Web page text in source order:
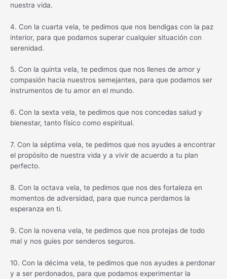
nuestra vida.
4. Con la cuarta vela, te pedimos que nos bendigas con la paz
interior, para que podamos superar cualquier situación con
serenidad.
5. Con la quinta vela, te pedimos que nos llenes de amor y
compasión hacia nuestros semejantes, para que podamos ser
instrumentos de tu amor en el mundo.
6. Con la sexta vela, te pedimos que nos concedas salud y
bienestar, tanto físico como espiritual.
7. Con la séptima vela, te pedimos que nos ayudes a encontrar
el propósito de nuestra vida y a vivir de acuerdo a tu plan
perfecto.
8. Con la octava vela, te pedimos que nos des fortaleza en
momentos de adversidad, para que nunca perdamos la
esperanza en ti.
9. Con la novena vela, te pedimos que nos protejas de todo
mal y nos guíes por senderos seguros.
10. Con la décima vela, te pedimos que nos ayudes a perdonar
y a ser perdonados, para que podamos experimentar la